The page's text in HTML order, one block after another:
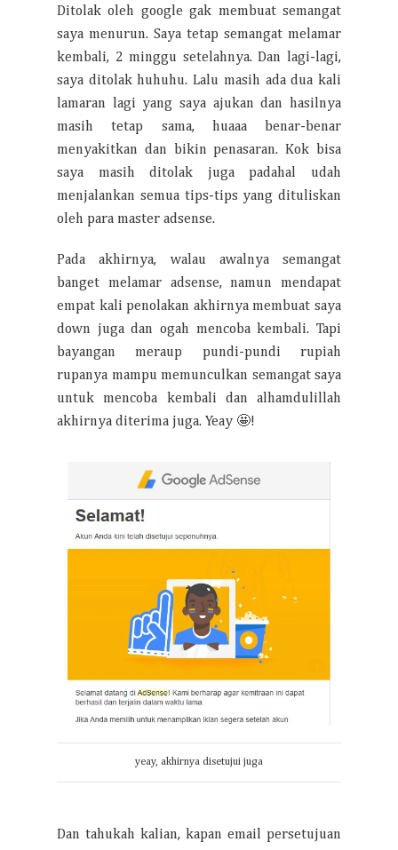
Ditolak oleh google gak membuat semangat
saya menurun. Saya tetap semangat melamar
kembali, 2 minggu setelahnya. Dan lagi-lagi,
saya ditolak huhuhu. Lalu masih ada dua kali
lamaran lagi yang saya ajukan dan hasilnya
masih tetap sama, huaaa benar-benar
menyakitkan dan bikin penasaran. Kok bisa
saya masih ditolak juga padahal udah
menjalankan semua tips-tips yang dituliskan
oleh para master adsense.
Pada akhirnya, walau awalnya semangat
banget melamar adsense, namun mendapat
empat kali penolakan akhirnya membuat saya
down juga dan ogah mencoba kembali. Tapi
bayangan meraup pundi-pundi rupiah
rupanya mampu memunculkan semangat saya
untuk mencoba kembali dan alhamdulillah
akhirnya diterima juga. Yeay 🤩!
yeay, akhirnya disetujui juga
Dan tahukah kalian, kapan email persetujuan